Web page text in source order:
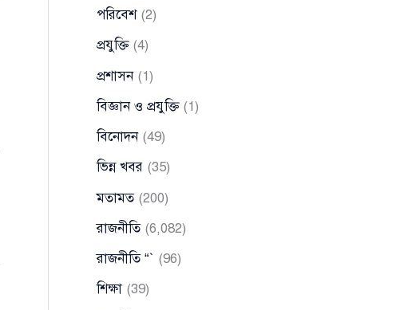
পরিবেশ(2)
প্রযুক্তি(4)
প্রশাসন(1)
বিজ্ঞান ও প্রযুক্তি(1)
বিনোদন(49)
ভিন্ন খবর (35)
মতামত(200)
রাজনীতি(6,082)
রাজনীতি “` (96)
শিক্ষা (39)